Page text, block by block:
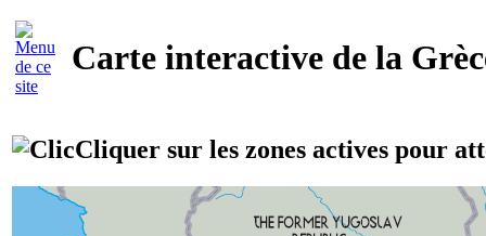
Carte interactive de la
Cliquer sur les zones actives pour